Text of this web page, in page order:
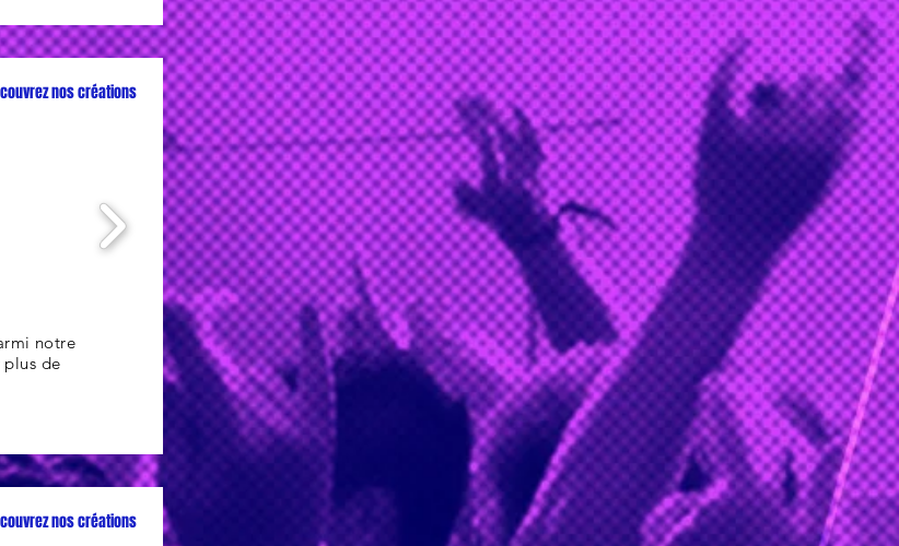
nos créations
notre
de
nos créations